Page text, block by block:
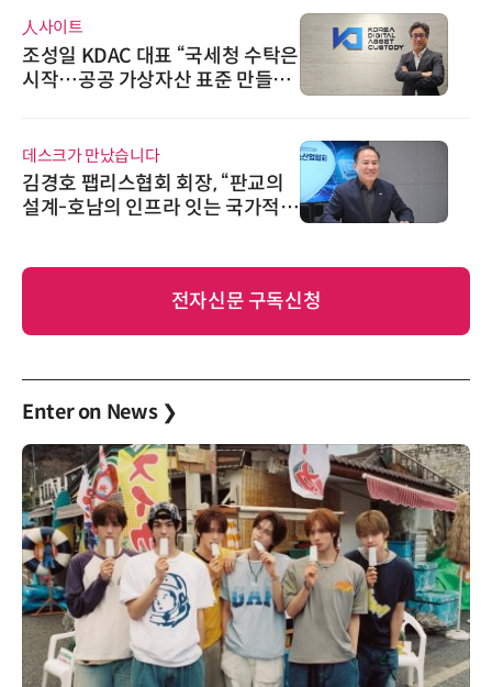
人사이트
조성일 KDAC 대표 “국세청 수탁은
시작…공공 가상자산 표준 만들겠
데스크가 만났습니다
김경호 팹리스협회 회장, “판교의
설계-호남의 인프라 잇는 국가적
전자신문 구독신청
Enter on News ❯